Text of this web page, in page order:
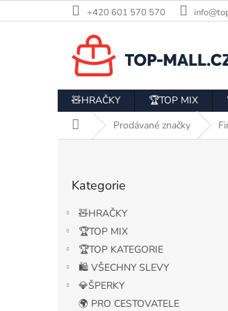
na
+420 601 570 570
🧸HRAČKY 🏆TOP MIX
Domů Prodávané značky
kategorie
Kategorie
🧸HRAČKY
🏆TOP MIX
🏆TOP KATEGORIE
🛍️ VŠECHNY SLEVY
💎ŠPERKY
🌍 PRO CESTOVATELE